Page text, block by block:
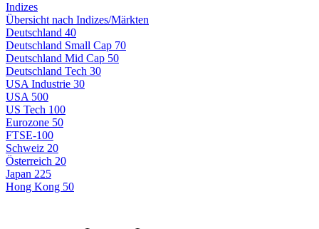
Indizes
Übersicht nach Indizes/Märkten
Deutschland 40
Deutschland Small Cap 70
Deutschland Mid Cap 50
Deutschland Tech 30
USA Industrie 30
USA 500
US Tech 100
Eurozone 50
FTSE-100
Schweiz 20
Österreich 20
Japan 225
Hong Kong 50